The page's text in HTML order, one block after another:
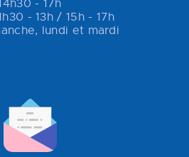
- 17h
- 13h / 15h - 17h
lundi et mardi